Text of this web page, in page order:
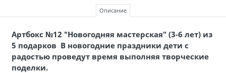
Описание
Артбокс №12 "Новогодняя мастерская" (3-6 лет) из
5 подарков В новогодние праздники дети с
радостью проведут время выполняя творческие
поделки.